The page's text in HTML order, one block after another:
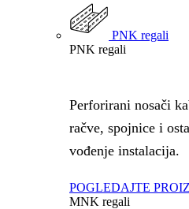
PNK regali
PNK regali
Perforirani nosači
račve, spojnice i
vođenje instalacija.
POGLEDAJTE
MNK regali